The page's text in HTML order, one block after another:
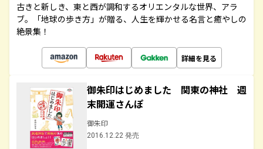
古きと新しき、東と西が調和するオリエンタルな世界、アラ
ブ。「地球の歩き方」が贈る、人生を輝かせる名言と癒やしの
絶景集！
詳細を見る
御朱印はじめました 関東の神社 週
末開運さんぽ
御朱印
2016.12.22 発売